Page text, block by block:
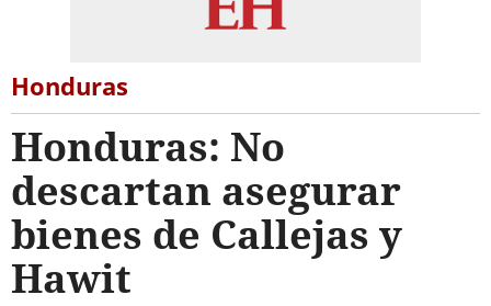
Honduras
Honduras: No
descartan asegurar
bienes de Callejas y
Hawit